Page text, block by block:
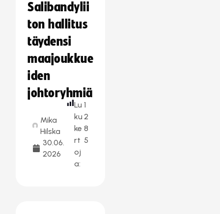
Salibandylii
ton hallitus
täydensi
maajoukkue
iden
johtoryhmiä
Mika
Hilska
30.06.
2026
Lu
ku
ke
rt
oj
a:
1
2
8
5